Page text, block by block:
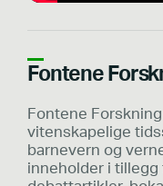
Fontene
Fontene
vitenskapelige
barnevern og
inneholder i